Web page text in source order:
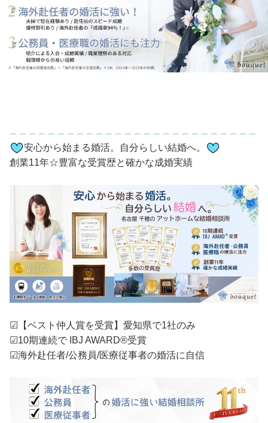
安心から始まる婚活。自分らしい結婚へ。
創業11年☆豊富な受賞歴と確かな成婚実績
☑【ベスト仲人賞を受賞】愛知県で1社のみ
☑10期連続で IBJ AWARD®受賞
☑海外赴任者/公務員/医療従事者の婚活に自信